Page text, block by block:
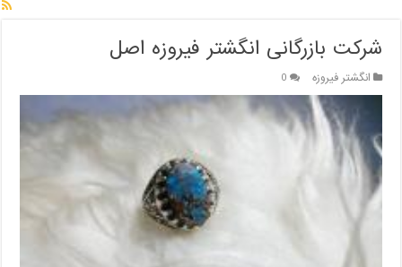
شرکت بازرگانی انگشتر فیروزه اصل
انگشتر فیروزه 0